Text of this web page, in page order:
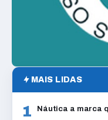
MAIS LIDAS
1 Náutica a marca